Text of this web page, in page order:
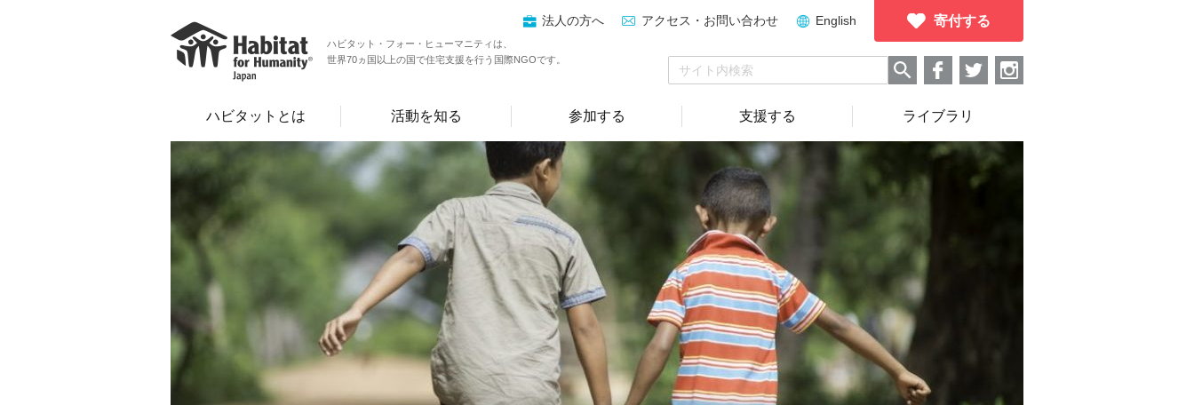
ハビタット・フォー・ヒューマニティは、
世界70ヵ国以上の国で住宅支援を行う国際NGOです。
寄付する
法人の方へ アクセス・お問い合わせ English
ハビタットとは 活動を知る 参加する 支援する ライブラリ